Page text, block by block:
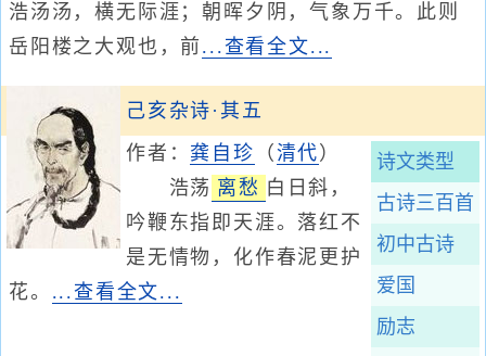
浩汤汤，横无际涯；朝晖夕阴，气象万千。此则
岳阳楼之大观也，前 ...查看全文...
己亥杂诗·其五
诗文类型
古诗三百首
初中古诗
爱国
励志
作者： 龚自珍 （ 清代 ）
浩荡 离愁 白日斜，
吟鞭东指即天涯。落红不
是无情物，化作春泥更护
花。 ...查看全文...